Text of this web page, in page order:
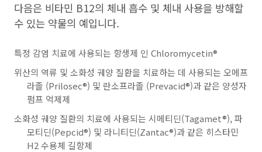
다음은 비타민 B12의 체내 흡수 및 체내 사용을 방해할
수 있는 약물의 예입니다.
특정 감염 치료에 사용되는 항생제 인 Chloromycetin®
위산의 역류 및 소화성 궤양 질환을 치료하는 데 사용되는 오메프
라졸 (Prilosec®) 및 란소프라졸 (Prevacid®)과 같은 양성자
펌프 억제제
소화성 궤양 질환의 치료에 사용되는 시메티딘(Tagamet®), 파
모티딘(Pepcid®) 및 라니티딘(Zantac®)과 같은 히스타민
H2 수용체 길항제